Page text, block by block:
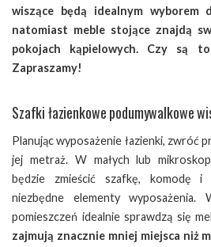
wiszące będą idealnym wyborem
natomiast meble stojące znajdą
pokojach kąpielowych. Czy są
Zapraszamy!
Szafki łazienkowe podumywalkowe
Planując wyposażenie łazienki, zwróć
jej metraż. W małych lub
będzie zmieścić szafkę, komodę i
niezbędne elementy wyposażenia.
pomieszczeń idealnie sprawdzą się
zajmują znacznie mniej miejsca niż